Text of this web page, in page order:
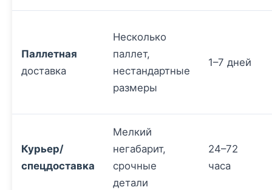
Паллетная
доставка
Несколько
паллет,
нестандартные
размеры
1–7 дней
Курьер/
спецдоставка
Мелкий
негабарит,
срочные
детали
24–72
часа